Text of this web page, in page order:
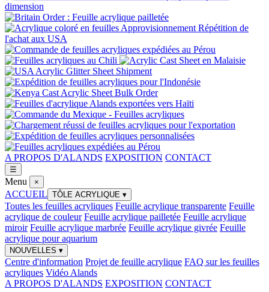
A PROPOS D'ALANDS EXPOSITION CONTACT
☰
Menu ×
ACCUEIL TÔLE ACRYLIQUE ▾
Toutes les feuilles acryliques Feuille acrylique transparente Feuille
acrylique de couleur Feuille acrylique pailletée Feuille acrylique
miroir Feuille acrylique marbrée Feuille acrylique givrée Feuille
acrylique pour aquarium
NOUVELLES ▾
Centre d'information Projet de feuille acrylique FAQ sur les feuilles
acryliques Vidéo Alands
A PROPOS D'ALANDS EXPOSITION CONTACT